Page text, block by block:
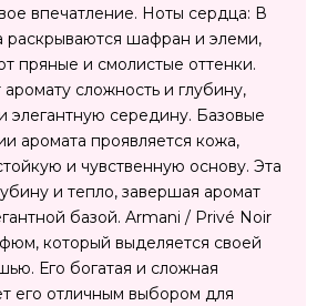
впечатление. Ноты сердца: В
раскрываются шафран и элеми,
пряные и смолистые оттенки.
сложность и глубину,
элегантную середину. Базовые
аромата проявляется кожа,
и чувственную основу. Эта
и тепло, завершая аромат
базой. Armani / Privé Noir
который выделяется своей
Его богатая и сложная
его отличным выбором для